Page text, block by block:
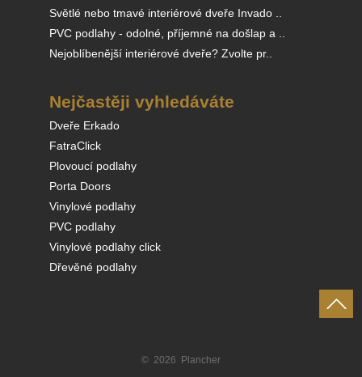
Světlé nebo tmavé interiérové dveře Invado ..
PVC podlahy - odolné, příjemné na došlap a ..
Nejoblíbenější interiérové dveře? Zvolte pr..
Nejčastěji vyhledáváte
Dveře Erkado
FatraClick
Plovoucí podlahy
Porta Doors
Vinylové podlahy
PVC podlahy
Vinylové podlahy click
Dřevěné podlahy
© 2026 Plancher